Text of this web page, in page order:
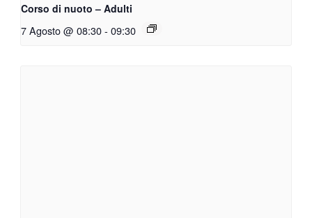
Corso di nuoto – Adulti
7 Agosto @ 08:30 - 09:30